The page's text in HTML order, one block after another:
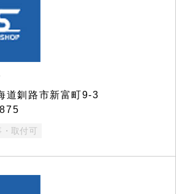
釧路市新富町9-3
・取付可